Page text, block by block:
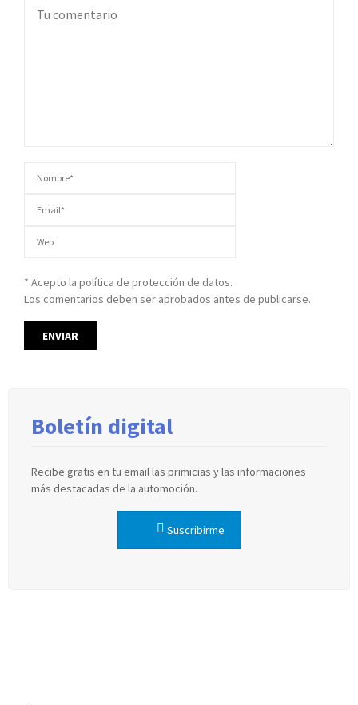
* Acepto la política de protección de datos.
Los comentarios deben ser aprobados antes de publicarse.
Boletín digital
Recibe gratis en tu email las primicias y las informaciones
más destacadas de la automoción.
Suscribirme